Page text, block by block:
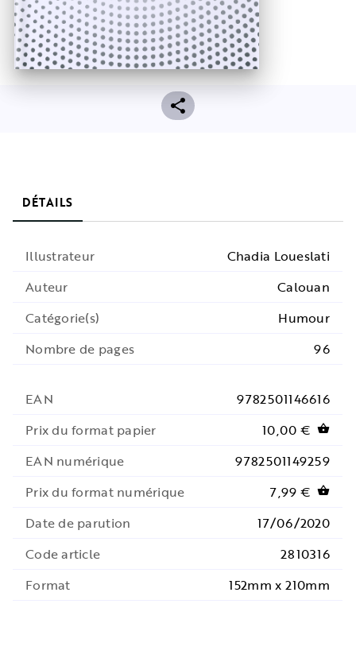
DÉTAILS
Illustrateur
Chadia Loueslati
Auteur
Calouan
Catégorie(s)
Humour
Nombre de pages
96
EAN
9782501146616
Prix du format papier
10,00 € shopping_basket
EAN numérique
9782501149259
Prix du format numérique
7,99 € shopping_basket
Date de parution
17/06/2020
Code article
2810316
Format
152mm x 210mm